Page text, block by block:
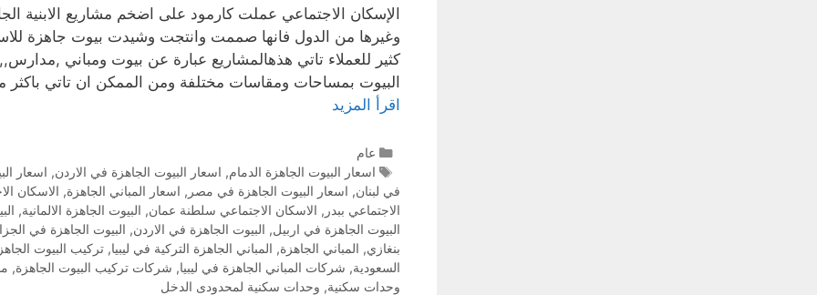
الإسكان الاجتماعي عملت كارمود على اضخم مشاريع الابنية
وغيرها من الدول فانها صممت وانتجت وشيدت بيوت جاهزة
كثير للعملاء تاتي هذهالمشاريع عبارة عن بيوت ومباني
البيوت بمساحات ومقاسات مختلفة ومن الممكن ان تاتي
اقرأ المزيد
عام
اسعار البيوت الجاهزة الدمام, اسعار البيوت الجاهزة في الاردن, اسعار
في لبنان, اسعار البيوت الجاهزة في مصر , اسعار المباني الجاهزة, الاسكان
الاجتماعي ببدر , الاسكان الاجتماعي سلطنة عمان, البيوت الجاهزة الالمانية,
البيوت الجاهزة في اربيل, البيوت الجاهزة في الاردن, البيوت الجاهزة في
بنغازي, المباني الجاهزة, المباني الجاهزة التركية في ليبيا, تركيب البيوت
السعودية, شركات المباني الجاهزة في ليبيا, شركات تركيب البيوت الجاهزة,
وحدات سكنية, وحدات سكنية لمحدودى الدخل